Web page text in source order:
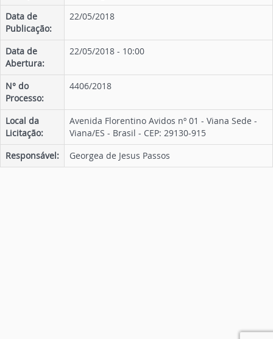
Data de
Publicação:
22/05/2018
Data de
Abertura:
22/05/2018 - 10:00
N° do
Processo:
4406/2018
Local da
Licitação:
Avenida Florentino Avidos nº 01 - Viana Sede -
Viana/ES - Brasil - CEP: 29130-915
Responsável:
Georgea de Jesus Passos